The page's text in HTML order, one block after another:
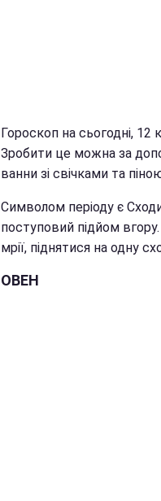
Гороскоп на сьогодні, 12
Зробити це можна за
ванни зі свічками та
Символом періоду є
поступовий підйом
мрії, піднятися на одну
ОВЕН